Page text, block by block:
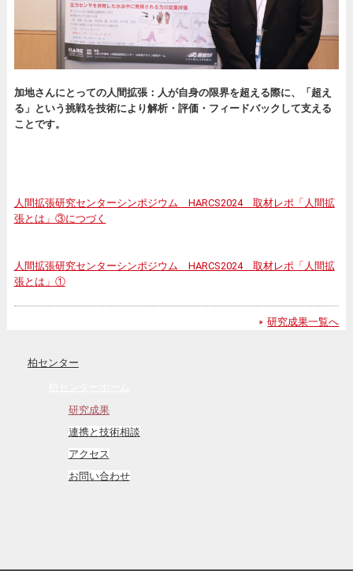
加地さんにとっての人間拡張：人が自身の限界を超える際に、「超え
る」という挑戦を技術により解析・評価・フィードバックして支える
ことです。
人間拡張研究センターシンポジウム HARCS2024 取材レポ「人間拡
張とは」③につづく
人間拡張研究センターシンポジウム HARCS2024 取材レポ「人間拡
張とは」①
研究成果一覧へ
柏センター
研究成果
連携と技術相談
アクセス
お問い合わせ